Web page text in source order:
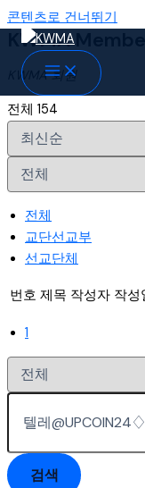
콘텐츠로 건너뛰기
KWMA
KWMA 회원
전체 154
전체
교단선교부
선교단체
번호 제목 작성자 작성
1
검색